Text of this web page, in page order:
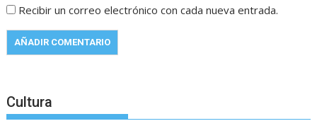
Recibir un correo electrónico con cada nueva entrada.
Cultura